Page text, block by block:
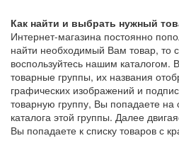
Как найти и выбрать нужный
Интернет-магазина постоянно
найти необходимый Вам товар, то
воспользуйтесь нашим каталогом.
товарные группы, их названия
графических изображений и
товарную группу, Вы попадаете на
каталога этой группы. Далее
Вы попадаете к списку товаров с